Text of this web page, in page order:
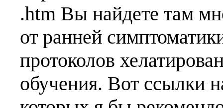
.htm Вы найдете там
от ранней
протоколов
обучения. Вот ссылки